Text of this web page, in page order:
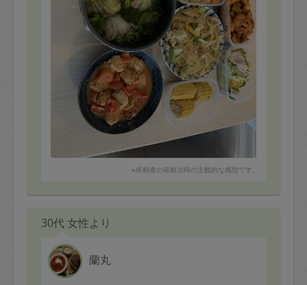
※依頼者の依頼当時の主観的な感想です。
30代 女性より
蘭丸